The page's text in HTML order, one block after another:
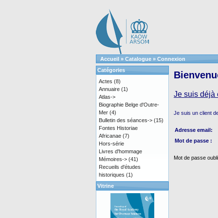
Accueil » Catalogue » Connexion
Je suis déjà
Je suis un client
Adresse email:
Mot de passe :
Mot de passe
Catégories
Actes (8)
Annuaire (1)
Atlas->
Biographie Belge d'Outre-
Mer (4)
Bulletin des séances-> (15)
Fontes Historiae
Africanae (7)
Hors-série
Livres d'hommage
Mémoires-> (41)
Recueils d'études
historiques (1)
Vitrine